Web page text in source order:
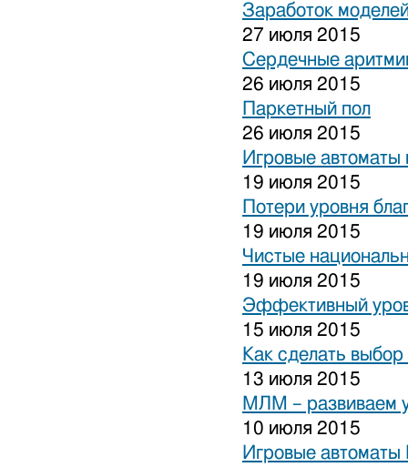
Заработок
27 июля 2015
Сердечные
26 июля 2015
Паркетный пол
26 июля 2015
Игровые
19 июля 2015
Потери уровня
19 июля 2015
Чистые
19 июля 2015
Эффективный
15 июля 2015
Как сделать
13 июля 2015
МЛМ – развиваем
10 июля 2015
Игровые